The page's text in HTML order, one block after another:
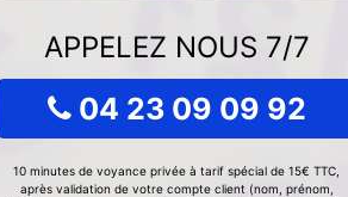
APPELEZ NOUS 7/7
04 23 09 09 92
10 minutes de voyance privée à tarif spécial de 15€ TTC,
après validation de votre compte client (nom, prénom,